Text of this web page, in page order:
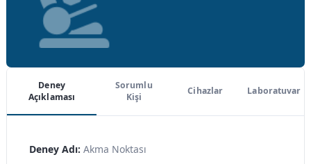
Deney
Açıklaması
Sorumlu
Kişi
Cihazlar Laboratuvar
Deney Adı: Akma Noktası